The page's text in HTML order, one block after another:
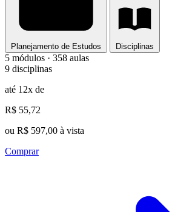
Planejamento de Estudos Disciplinas
5 módulos · 358 aulas
9 disciplinas
até 12x de
R$ 55,72
ou R$ 597,00 à vista
Comprar